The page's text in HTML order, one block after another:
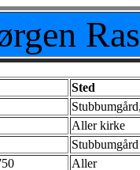
Sted
Aller kirke
Stubbumgård
Aller